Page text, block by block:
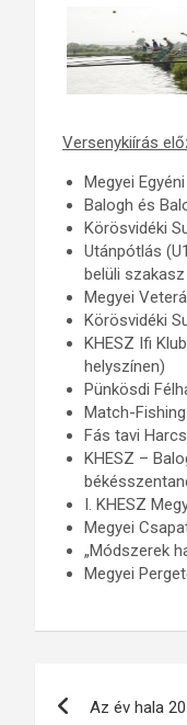
Versenykiírás
Megyei
Balogh és
Körösvidéki
Utánpótlás
belüli szakasz
Megyei
Körösvidéki
KHESZ Ifi
helyszínen)
Pünkösdi
Match-
Fás tavi
KHESZ –
I. KHESZ
Megyei
„Módszerek
Megyei
Az év hala